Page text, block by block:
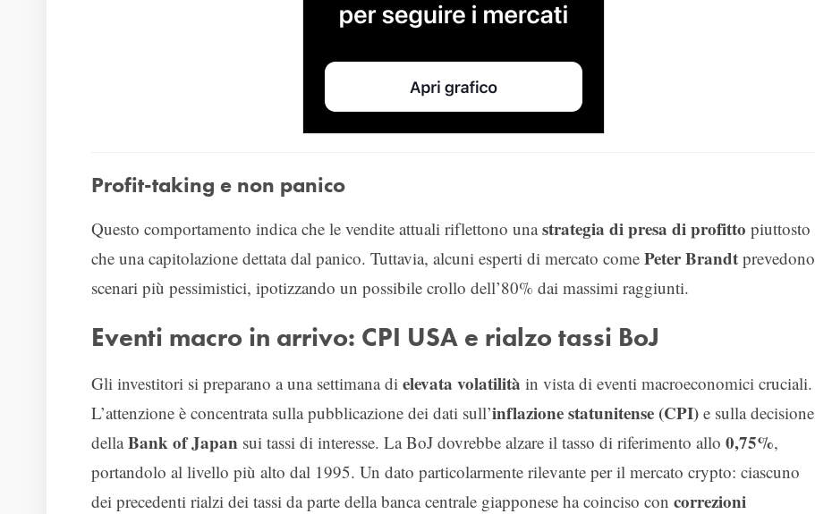
Profit-taking e non panico
Questo comportamento indica che le vendite attuali riflettono unastrategia di presa di profitto piuttosto
che una capitolazione dettata dal panico. Tuttavia, alcuni esperti di mercato come Peter Brandt prevedono
scenari più pessimistici, ipotizzando un possibile crollo dell’80% dai massimi raggiunti.
Eventi macro in arrivo: CPI USA e rialzo tassi BoJ
Gli investitori si preparano a una settimana di elevata volatilità in vista di eventi macroeconomici cruciali.
L’attenzione è concentrata sulla pubblicazione dei dati sull’inflazione statunitense (CPI) e sulla decisione
dellaBank of Japan sui tassi di interesse. La BoJ dovrebbe alzare il tasso di riferimento allo 0,75%,
portandolo al livello più alto dal 1995. Un dato particolarmente rilevante per il mercato crypto: ciascuno
dei precedenti rialzi dei tassi da parte della banca centrale giapponese ha coinciso con correzioni